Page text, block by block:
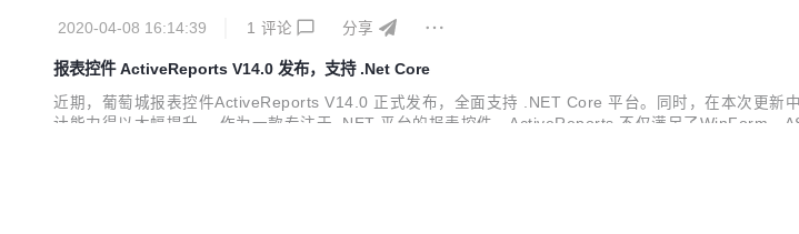
2020-04-08 16:14:39
1 评论 分享
报表控件 ActiveReports V14.0 发布，支持 .Net Core
近期，葡萄城报表控件ActiveReports V14.0 正式发布，全面支持 .NET Core 平台。同时，在本次更
计能力得以大幅提升。 作为一款专注于 .NET 平台的报表控件，ActiveReports 不仅满足了WinForm、